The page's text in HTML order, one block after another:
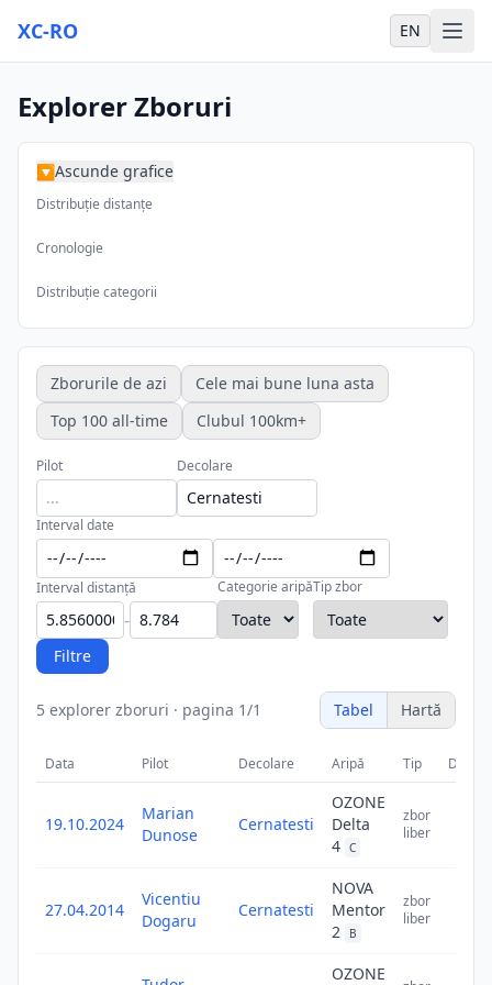
XC-RO EN
Explorer Zboruri
▶Ascunde grafice
Distribuție distanțe
Cronologie
Distribuție categorii
Zborurile de azi
Cele mai bune luna asta
Top 100 all-time
Clubul 100km+
Pilot Decolare
Interval date
Interval distanță
-
Categorie aripăTip zbor
Filtre
5 explorer zboruri · pagina 1/1 Tabel Hartă
Data Pilot Decolare Aripă Tip
19.10.2024
Marian
Dunose
Cernatesti
OZONE
Delta
4 C
zbor
liber
27.04.2014
Vicentiu
Dogaru
Cernatesti
NOVA
Mentor
2
B
zbor
liber
OZONE